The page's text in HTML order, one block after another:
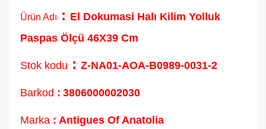
Ürün Adı : El Dokumasi Halı Kilim Yolluk
Paspas Ölçü 46X39 Cm
Stok kodu : Z-NA01-AOA-B0989-0031-2
Barkod : 3806000002030
Marka : Antigues Of Anatolia